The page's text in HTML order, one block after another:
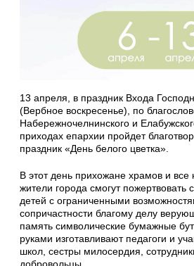
13 апреля, в праздник Входа
(Вербное воскресенье), по
Набережночелнинского и
приходах епархии пройдет
праздник «День белого цветка».
В этот день прихожане храмов и
жители города смогут пожертвовать
детей с ограниченными
сопричастности благому делу
память символические бумажные
руками изготавливают педагоги и
школ, сестры милосердия,
добровольцы.